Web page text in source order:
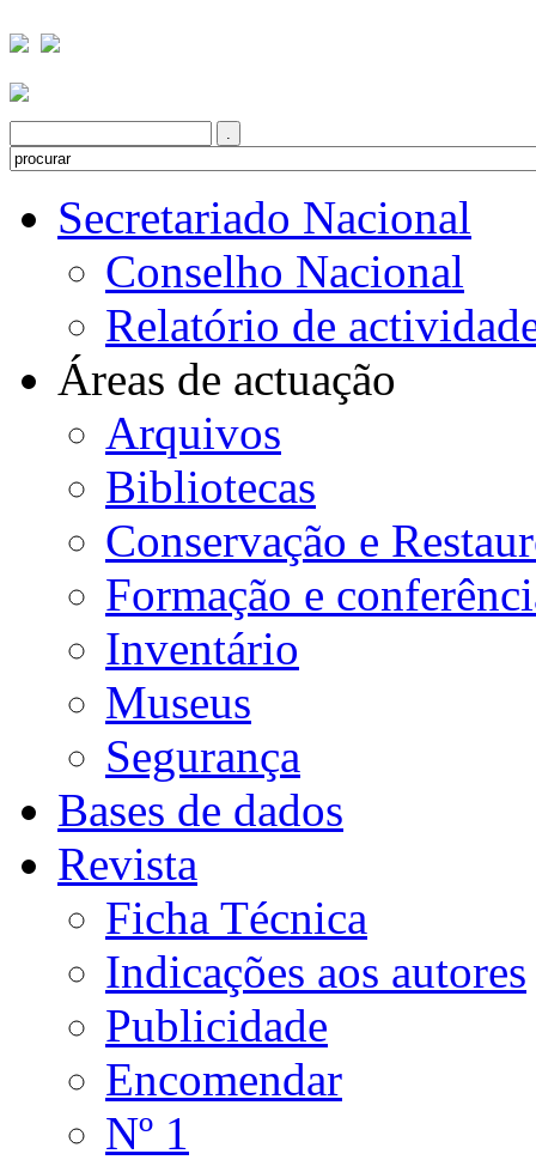
Secretariado Nacional
Conselho Nacional
Relatório de
Áreas de actuação
Arquivos
Bibliotecas
Conservação e
Formação e
Inventário
Museus
Segurança
Bases de dados
Revista
Ficha Técnica
Indicações aos autores
Publicidade
Encomendar
Nº 1